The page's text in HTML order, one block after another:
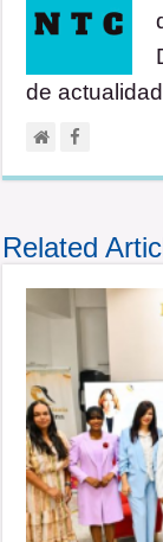
de
Related